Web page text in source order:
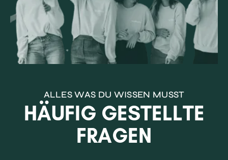
ALLES WAS DU WISSEN MUSST
HÄUFIG GESTELLTE
FRAGEN